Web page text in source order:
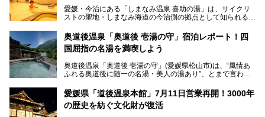
愛媛・今治にある「しまなみ温泉 喜助の湯」は、サイクリ
ストの聖地・しまなみ海道の今治側の拠点として知られる人
ばれていて、自転車ロッカーや工具、給水サービスなど、旅
人に嬉しい工夫がたっぷり。お風呂は内湯から半露天、サウ
ナまで種類豊富で広々空間。泉質も温度もバリエーション豊
ポイントについて厳選してお届けします。読めばきっと、行
きたくなること間違いなし！
奥道後温泉「奥道後 壱湯の守」宿泊レポート！四
国屈指の名湯を満喫しよう
奥道後温泉「奥道後 壱湯の守」(愛媛県松山市)は、“風情あ
ふれる奥道後に随一の名湯・美人の湯あり”、とまで言われ
露天風呂。日々の生活から隔離された非日常感を味わえま
す。
愛媛県「道後温泉本館」7月11日営業再開！3000年
の歴史を紡ぐ文化財が復活